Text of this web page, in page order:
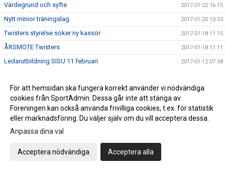
Värdegrund och syfte 2017-01-22 16:15
Nytt minior träningslag 2017-01-20 10:53
Twisters styrelse söker ny kassör 2017-01-18 11:15
ÅRSMÖTE Twisters 2017-01-18 11:11
Ledarutbildning SISU 11 februari 2017-01-12 07:58
Twisters Kalender 2017 2016-12-14 17:23
PROVA PÅ ..... 2016-12-13 08:59
Tack SISU! 2016-12-08 15:40
Hjälpledarutbildning
För att hemsidan ska fungera korrekt använder vi nödvändiga
cookies från SportAdmin. Dessa går inte att stänga av.
Föreningen kan också använda frivilliga cookies, t.ex. för statistik
eller marknadsföring. Du väljer själv om du vill acceptera dessa.
Anpassa dina val
Acceptera nödvändiga Acceptera alla